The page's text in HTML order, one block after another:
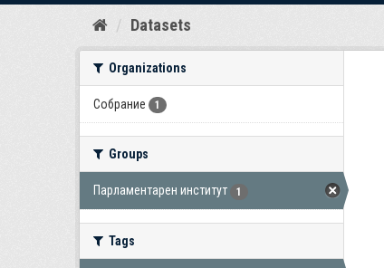
Skip
Datasets
Organizations
Собрание 1
Groups
Парламентарен институт 1
Tags